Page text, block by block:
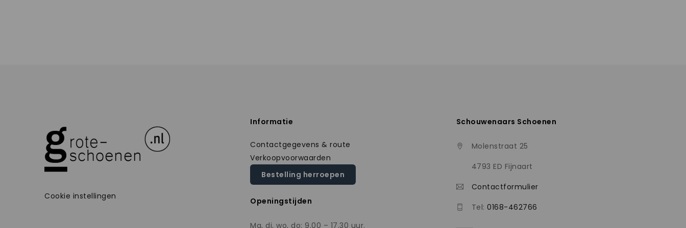
Cookie instellingen
Informatie
Contactgegevens & route
Verkoopvoorwaarden
Bestelling herroepen
Openingstijden
Ma, di, wo, do: 9.00 – 17.30 uur.
Schouwenaars Schoenen
Molenstraat 25
4793 ED Fijnaart
Contactformulier
Tel:0168-462766